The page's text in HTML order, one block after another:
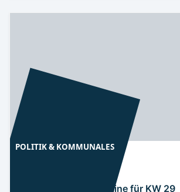
POLITIK & KOMMUNALES
Landkreis OSL: Termine für KW 29